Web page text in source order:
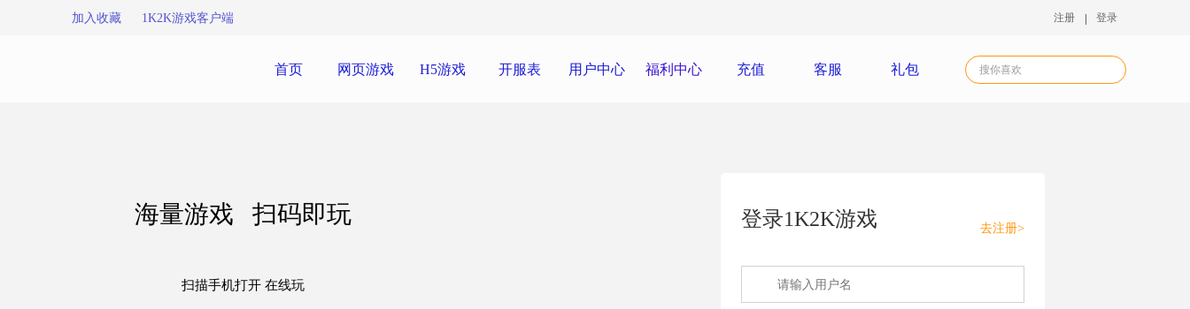
加入收藏 1K2K游戏客户端 注册 登录
首页 网页游戏 H5游戏 开服表 用户中心 福利中心 充值 客服 礼包
海量游戏 扫码即玩
扫描手机打开 在线玩
登录1K2K游戏 去注册>